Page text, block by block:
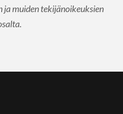
muiden tekijänoikeuksien